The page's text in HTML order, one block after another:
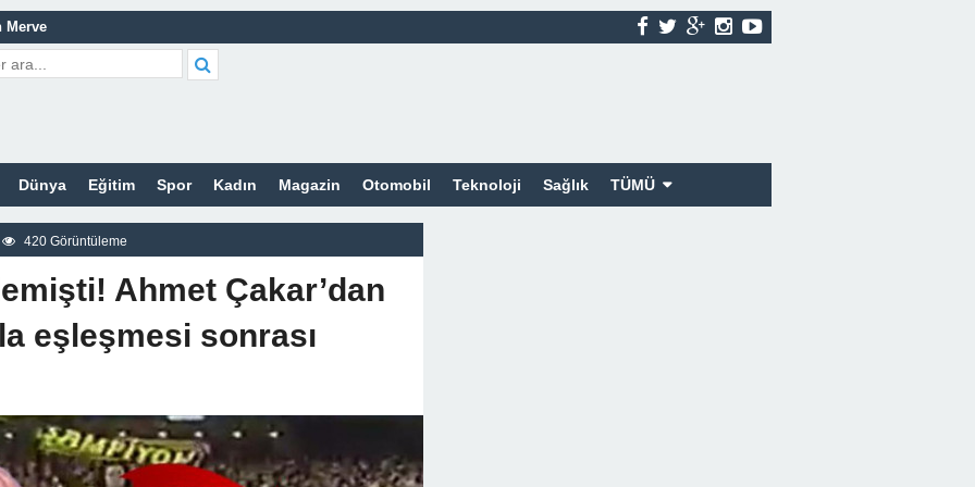
Merve
Nelerdir?
Nelerdir?
Nelerdir?
Sitesi
Dünya Eğitim Spor Kadın Magazin Otomobil Teknoloji Sağlık TÜMÜ
420 Görüntüleme
Ahmet Çakar’dan
eşleşmesi sonrası